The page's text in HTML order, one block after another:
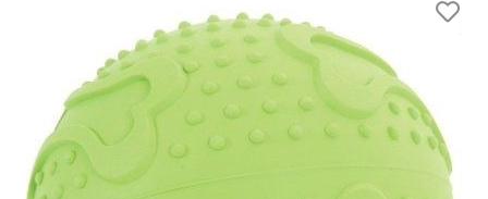
Akcija!
Prijavi se